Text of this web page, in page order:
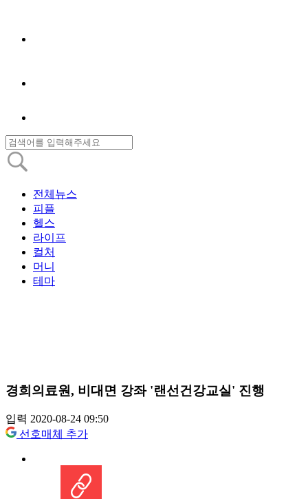
전체뉴스
피플
헬스
라이프
컬처
머니
테마
경희의료원, 비대면 강좌 '랜선건강교실' 진행
입력 2020-08-24 09:50
선호매체 추가